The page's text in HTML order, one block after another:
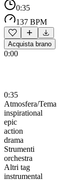
0:35
137 BPM
Acquista brano
0:00
0:35
Atmosfera/Tema
inspirational
epic
action
drama
Strumenti
orchestra
Altri tag
instrumental